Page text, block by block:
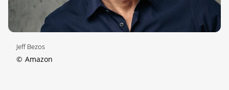
Jeff Bezos
© Amazon